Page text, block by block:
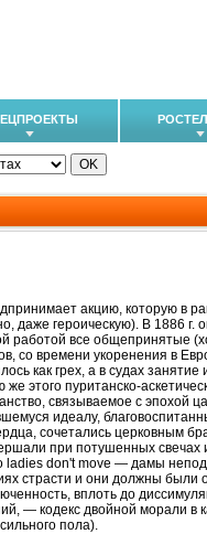
акцию, которую в
даже героическую). В 1886 г.
работой все общепринятые
со времени укоренения в
как грех, а в судах занятие
этого пуританско-
связываемое с эпохой
идеалу,
сочетались церковным
при потушенных свечах
ladies don't move — дамы
страсти и они должны были
вплоть до
— кодекс двойной морали в
пола).